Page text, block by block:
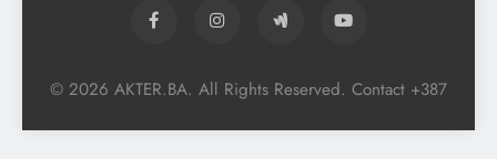
© 2026 AKTER.BA. All Rights Reserved. Contact +387